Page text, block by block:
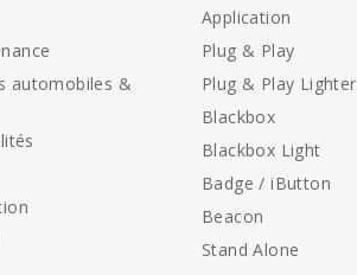
automobiles &
Application
Plug & Play
Plug & Play Lighter
Blackbox
Blackbox Light
Badge / iButton
Beacon
Stand Alone